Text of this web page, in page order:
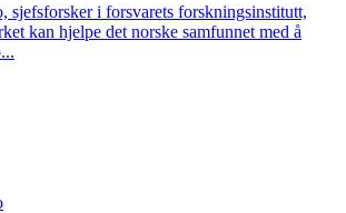
sjefsforsker i forsvarets forskningsinstitutt,
kan hjelpe det norske samfunnet med å